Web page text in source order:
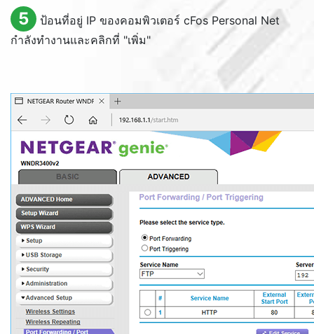
5
ป้อนที่อยู่ IP ของคอมพิวเตอร์ cFos Personal Net
กำลังทำงานและคลิกที่ "เพิ่ม"